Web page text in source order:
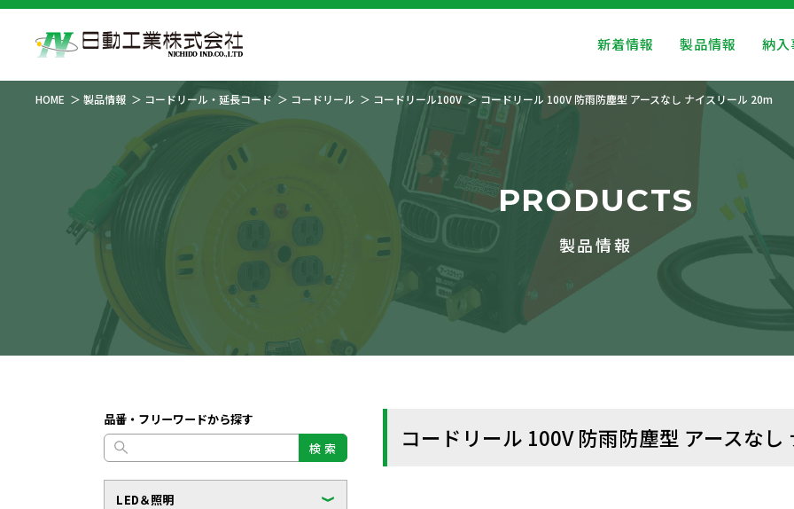
新着情報 製品情報 納入
HOME 製品情報 コードリール・延長コード コードリール コードリール100V コードリール 100V 防雨防塵型 アースなし ナイスリール 20m
PRODUCTS
製品情報
品番・フリーワードから探す
検 索
LED＆照明
コードリール 100V 防雨防塵型 アースな